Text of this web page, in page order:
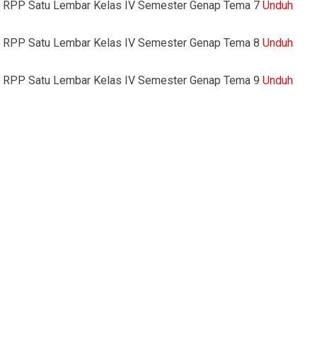
RPP Satu Lembar Kelas IV Semester Genap Tema 7Unduh
RPP Satu Lembar Kelas IV Semester Genap Tema 8Unduh
RPP Satu Lembar Kelas IV Semester Genap Tema 9Unduh